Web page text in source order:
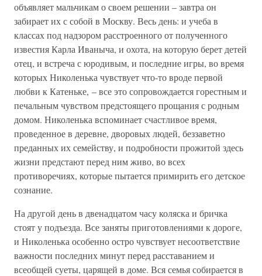
объявляет мальчикам о своем решении – завтра он
забирает их с собой в Москву. Весь день: и учеба в
классах под надзором расстроенного от полученного
известия Карла Иваныча, и охота, на которую берет детей
отец, и встреча с юродивым, и последние игры, во время
которых Николенька чувствует что-то вроде первой
любви к Катеньке, – все это сопровождается горестным и
печальным чувством предстоящего прощания с родным
домом. Николенька вспоминает счастливое время,
проведенное в деревне, дворовых людей, беззаветно
преданных их семейству, и подробности прожитой здесь
жизни предстают перед ним живо, во всех
противоречиях, которые пытается примирить его детское
сознание.
На другой день в двенадцатом часу коляска и бричка
стоят у подъезда. Все заняты приготовлениями к дороге,
и Николенька особенно остро чувствует несоответствие
важности последних минут перед расставанием и
всеобщей суеты, царящей в доме. Вся семья собирается в